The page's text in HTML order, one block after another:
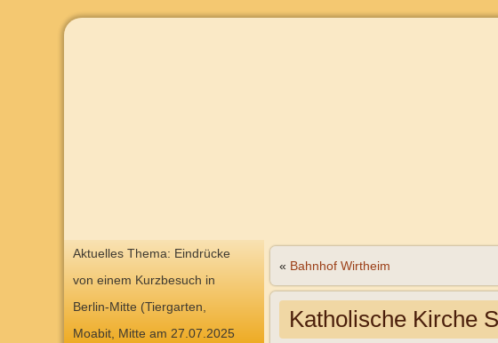
Aktuelles Thema: Eindrücke
von einem Kurzbesuch in
Berlin-Mitte (Tiergarten,
Moabit, Mitte am 27.07.2025
« Bahnhof Wirtheim
Katholische Kirche